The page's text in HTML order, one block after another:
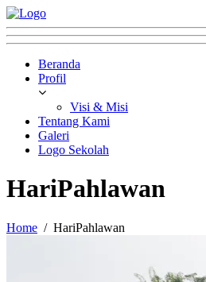
Beranda
Profil
Visi & Misi
Tentang Kami
Galeri
Logo Sekolah
HariPahlawan
Home HariPahlawan